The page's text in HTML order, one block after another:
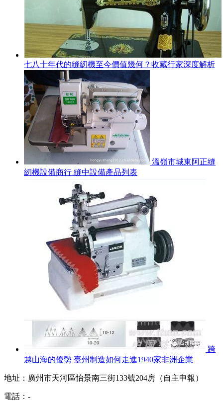
七八十年代的縫紉機至今價值幾何？收藏行家深度解析
溫嶺市城東阿正縫
紉機設備商行 縫中設備產品列表
跨
越山海的優勢 臺州制造如何走進1940家非洲企業
地址：廣州市天河區怡景南三街133號204房（自主申報）
電話：-